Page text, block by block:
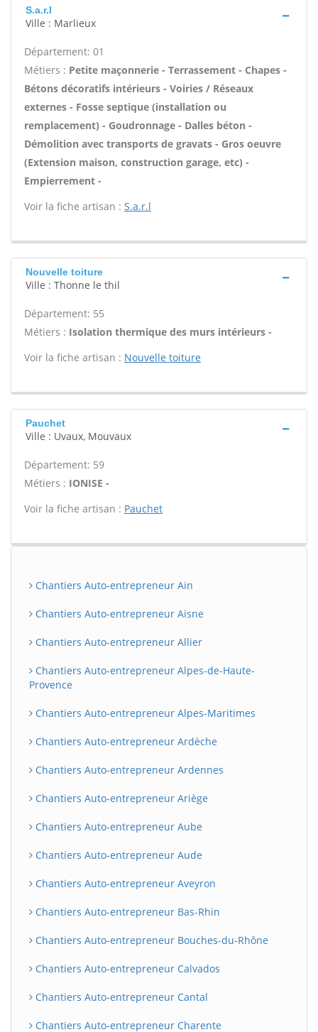
S.a.r.l
Ville : Marlieux
Département: 01
Métiers : Petite maçonnerie - Terrassement - Chapes -
Bétons décoratifs intérieurs - Voiries / Réseaux
externes - Fosse septique (installation ou
remplacement) - Goudronnage - Dalles béton -
Démolition avec transports de gravats - Gros oeuvre
(Extension maison, construction garage, etc) -
Empierrement -
Voir la fiche artisan : S.a.r.l
Nouvelle toiture
Ville : Thonne le thil
Département: 55
Métiers : Isolation thermique des murs intérieurs -
Voir la fiche artisan : Nouvelle toiture
Pauchet
Ville : Uvaux, Mouvaux
Département: 59
Métiers : IONISE -
Voir la fiche artisan : Pauchet
Chantiers Auto-entrepreneur Ain
Chantiers Auto-entrepreneur Aisne
Chantiers Auto-entrepreneur Allier
Chantiers Auto-entrepreneur Alpes-de-Haute-
Provence
Chantiers Auto-entrepreneur Alpes-Maritimes
Chantiers Auto-entrepreneur Ardèche
Chantiers Auto-entrepreneur Ardennes
Chantiers Auto-entrepreneur Ariège
Chantiers Auto-entrepreneur Aube
Chantiers Auto-entrepreneur Aude
Chantiers Auto-entrepreneur Aveyron
Chantiers Auto-entrepreneur Bas-Rhin
Chantiers Auto-entrepreneur Bouches-du-Rhône
Chantiers Auto-entrepreneur Calvados
Chantiers Auto-entrepreneur Cantal
Chantiers Auto-entrepreneur Charente